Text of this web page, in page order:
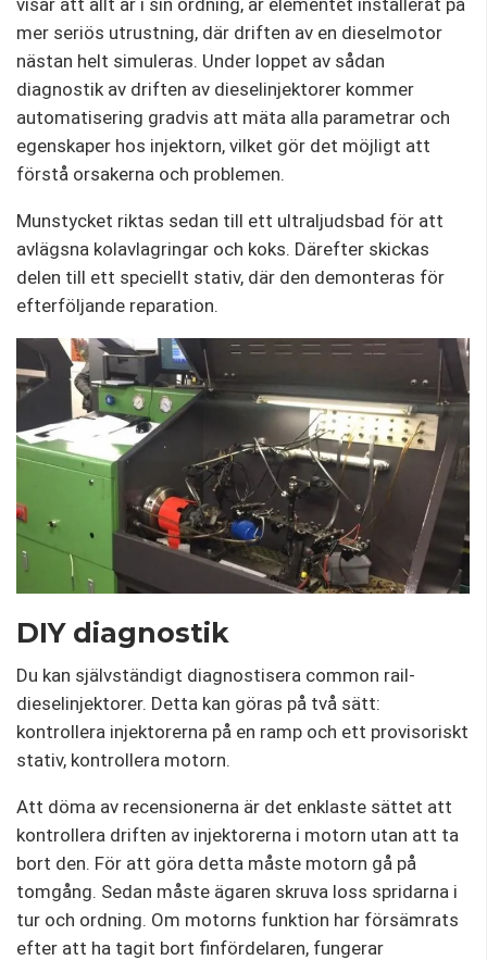
visar att allt är i sin ordning, är elementet installerat på
mer seriös utrustning, där driften av en dieselmotor
nästan helt simuleras. Under loppet av sådan
diagnostik av driften av dieselinjektorer kommer
automatisering gradvis att mäta alla parametrar och
egenskaper hos injektorn, vilket gör det möjligt att
förstå orsakerna och problemen.
Munstycket riktas sedan till ett ultraljudsbad för att
avlägsna kolavlagringar och koks. Därefter skickas
delen till ett speciellt stativ, där den demonteras för
efterföljande reparation.
DIY diagnostik
Du kan självständigt diagnostisera common rail-
dieselinjektorer. Detta kan göras på två sätt:
kontrollera injektorerna på en ramp och ett provisoriskt
stativ, kontrollera motorn.
Att döma av recensionerna är det enklaste sättet att
kontrollera driften av injektorerna i motorn utan att ta
bort den. För att göra detta måste motorn gå på
tomgång. Sedan måste ägaren skruva loss spridarna i
tur och ordning. Om motorns funktion har försämrats
efter att ha tagit bort finfördelaren, fungerar